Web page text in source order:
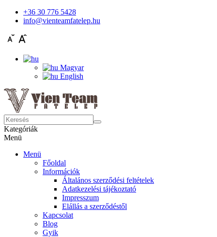
+36 30 776 5428
info@vienteamfatelep.hu
Magyar
English
Kategóriák
Menü
Menü
Főoldal
Információk
Általános szerződési feltételek
Adatkezelési tájékoztató
Impresszum
Elállás a szerződéstől
Kapcsolat
Blog
Gyik